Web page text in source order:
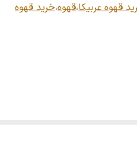
قهوه عربیکا،قهوه،خرید قهوه